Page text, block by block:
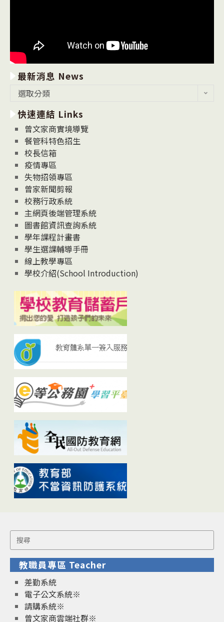
最新消息 News
消
息
News
選取分類
快速連結 Links
曾文家商實境導覽
餐管科特色招生
校長信箱
疫情專區
失物招領專區
曾家新聞剪報
校務行政系統
主網頁後端管理系統
圖書館資訊查詢系統
學年課程計畫書
學生選課輔導手冊
線上教學專區
學校介紹(School Introduction)
Search
for:
教職員專區 Teacher
差勤系統
電子公文系統※
請購系統※
曾文家商雲端社群※